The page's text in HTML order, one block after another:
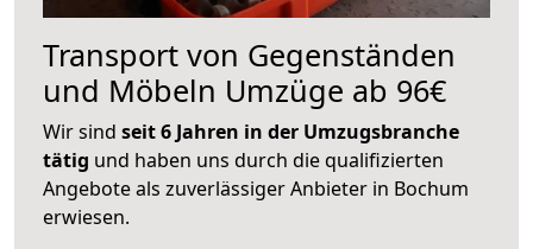
Transport von Gegenständen
und Möbeln Umzüge ab 96€
Wir sind seit 6 Jahren in der Umzugsbranche
tätig und haben uns durch die qualifizierten
Angebote als zuverlässiger Anbieter in Bochum
erwiesen.